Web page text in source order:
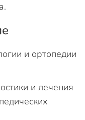
и ортопедии
и лечения